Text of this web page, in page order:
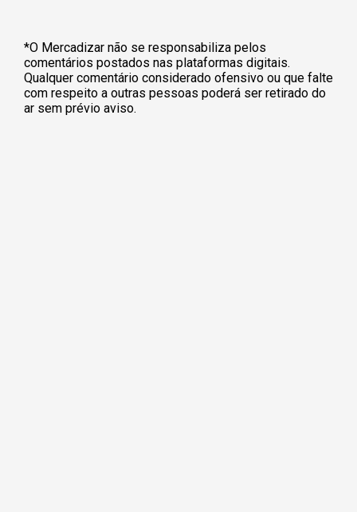
*O Mercadizar não se responsabiliza pelos
comentários postados nas plataformas digitais.
Qualquer comentário considerado ofensivo ou que falte
com respeito a outras pessoas poderá ser retirado do
ar sem prévio aviso.